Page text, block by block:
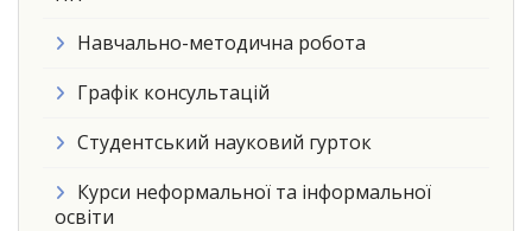
Навчально-методична робота
Графік консультацій
Студентський науковий гурток
Курси неформальної та інформальної
освіти